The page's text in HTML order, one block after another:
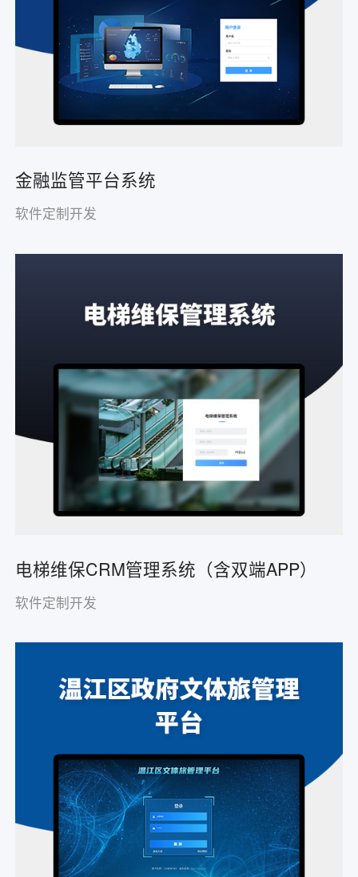
金融监管平台系统
软件定制开发
电梯维保CRM管理系统（含双端APP）
软件定制开发